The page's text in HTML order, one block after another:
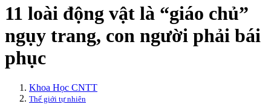
11 loài động vật là “giáo chủ”
ngụy trang, con người phải bái
phục
Khoa Học CNTT
Thế giới tự nhiên